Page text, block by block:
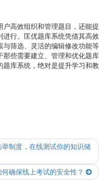
高效组织和管理题目，还能提
行。匡优题库系统凭借其高效
与筛选、灵活的编辑修改功能等
些需要建立、管理和优化题库
库系统，绝对是提升学习和教
制度，在线测试你的知识储
确保线上考试的安全性？